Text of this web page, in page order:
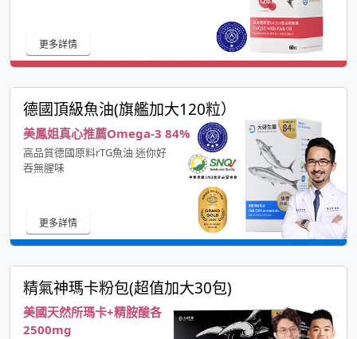
更多詳情
德國頂級魚油(旗艦加大120粒）
美鳳姐真心推薦Omega-3 84%
高品質德國原料rTG魚油 迷你好
吞無腥味
更多詳情
精氣神瑪卡粉包(超值加大30包)
美國天然所瑪卡+精胺酸各
2500mg